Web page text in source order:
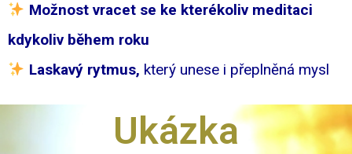
Možnost vracet se ke kterékoliv meditaci
kdykoliv během roku
Laskavý rytmus, který unese i přeplněná mysl
Ukázka